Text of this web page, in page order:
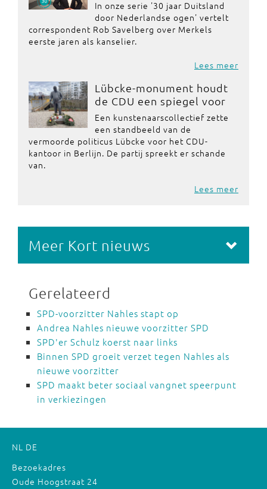
In onze serie '30 jaar Duitsland
door Nederlandse ogen' vertelt
correspondent Rob Savelberg over Merkels
eerste jaren als kanselier.
Lees meer
Lübcke-monument houdt
de CDU een spiegel voor
Een kunstenaarscollectief zette
een standbeeld van de
vermoorde politicus Lübcke voor het CDU-
kantoor in Berlijn. De partij spreekt er schande
van.
Lees meer
Meer Kort nieuws
Gerelateerd
SPD-voorzitter Nahles stapt op
Andrea Nahles nieuwe voorzitter SPD
SPD'er Schulz koerst naar links
Binnen SPD groeit verzet tegen Nahles als
nieuwe voorzitter
SPD maakt beter sociaal vangnet speerpunt
in verkiezingen
NL DE
Bezoekadres
Oude Hoogstraat 24